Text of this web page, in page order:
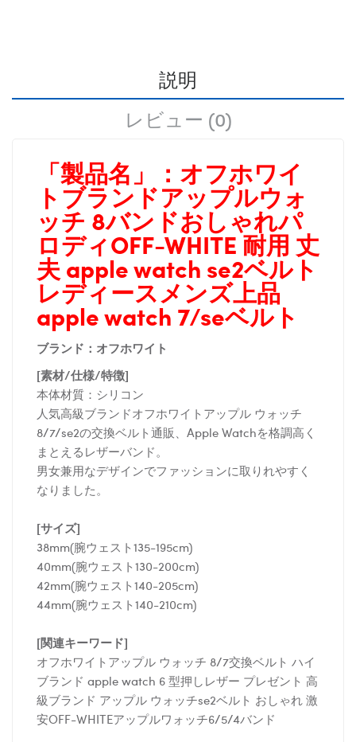
説明
レビュー (0)
「製品名」： オフホワイ
トブランドアップルウォ
ッチ 8バンドおしゃれパ
ロディOFF-WHITE 耐用 丈
夫 apple watch se2ベルト
レディースメンズ上品
apple watch 7/seベルト
ブランド：オフホワイト
[素材/仕様/特徴]
本体材質：シリコン
人気高級ブランドオフホワイトアップル ウォッチ
8/7/se2の交換ベルト通販、Apple Watchを格調高く
まとえるレザーバンド。
男女兼用なデザインでファッションに取りれやすく
なりました。
[サイズ]
38mm(腕ウェスト135-195cm)
40mm(腕ウェスト130-200cm)
42mm(腕ウェスト140-205cm)
44mm(腕ウェスト140-210cm)
[関連キーワード]
オフホワイトアップル ウォッチ 8/7交換ベルト ハイ
ブランド apple watch 6 型押しレザー プレゼント 高
級ブランド アップル ウォッチse2ベルト おしゃれ 激
安OFF-WHITEアップルワォッチ6/5/4バンド